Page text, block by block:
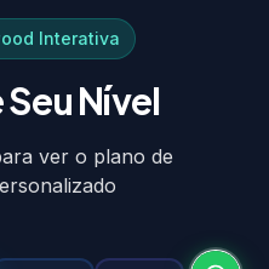
Interativa
Nível
ver o plano de